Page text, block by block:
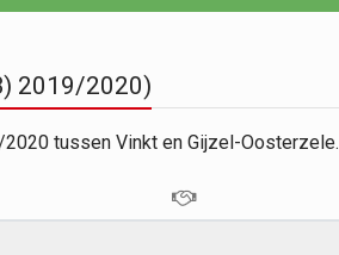
2019/2020)
tussen Vinkt en Gijzel-Oosterzele.